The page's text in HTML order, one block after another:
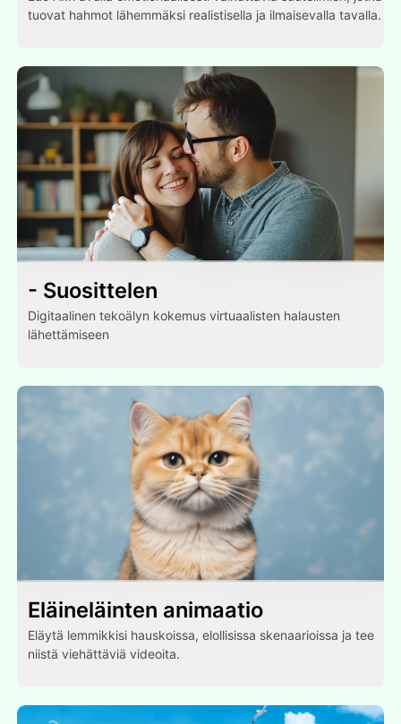
tuovat hahmot lähemmäksi realistisella ja ilmaisevalla tavalla.
- Suosittelen
Digitaalinen tekoälyn kokemus virtuaalisten halausten
lähettämiseen
Eläineläinten animaatio
Eläytä lemmikkisi hauskoissa, elollisissa skenaarioissa ja tee
niistä viehättäviä videoita.